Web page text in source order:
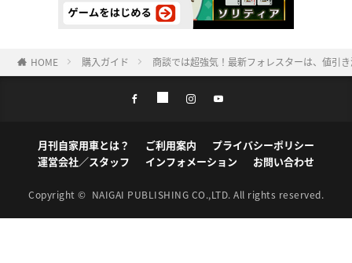
HOME 購入ガイド 商談では超強気！最新フォレスターは、値引
月刊自家用車とは？ ご利用案内
プライバシーポリシー
運営会社／スタッフ
インフォメーション お問い合わせ
Copyright © NAIGAI PUBLISHING CO.,LTD. All rights reserved.